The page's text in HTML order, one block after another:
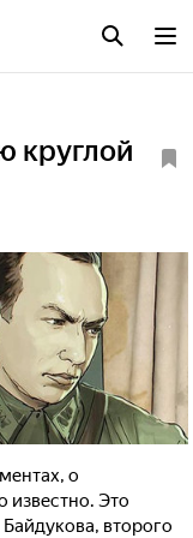
круглой
о
известно. Это
второго